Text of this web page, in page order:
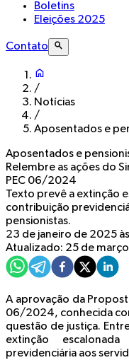
Boletins
Eleições 2025
Contato
/
Notícias
/
Aposentados e
Aposentados e
Relembre as ações do
PEC 06/2024
Texto prevê a extinção
contribuição
pensionistas.
23 de janeiro de 2025
Atualizado: 25 de março
A aprovação da
06/2024, conhecida
questão de justiça.
extinção
previdenciária aos